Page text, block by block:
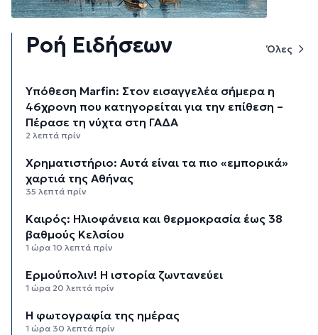
Ροή Ειδήσεων Όλες
Υπόθεση Marfin: Στον εισαγγελέα σήμερα η
46χρονη που κατηγορείται για την επίθεση –
Πέρασε τη νύχτα στη ΓΑΔΑ
2 λεπτά πρίν
Χρηματιστήριο: Αυτά είναι τα πιο «εμπορικά»
χαρτιά της Αθήνας
35 λεπτά πρίν
Καιρός: Ηλιοφάνεια και θερμοκρασία έως 38
βαθμούς Κελσίου
1 ώρα 10 λεπτά πρίν
Ερμούπολιν! Η ιστορία ζωντανεύει
1 ώρα 20 λεπτά πρίν
Η φωτογραφία της ημέρας
1 ώρα 30 λεπτά πρίν